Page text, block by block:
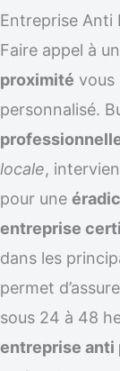
Entreprise Anti
Faire appel à
proximité vous
personnalisé.
locale,
pour une
entreprise
dans les
permet
sous 24 à 48
entreprise anti